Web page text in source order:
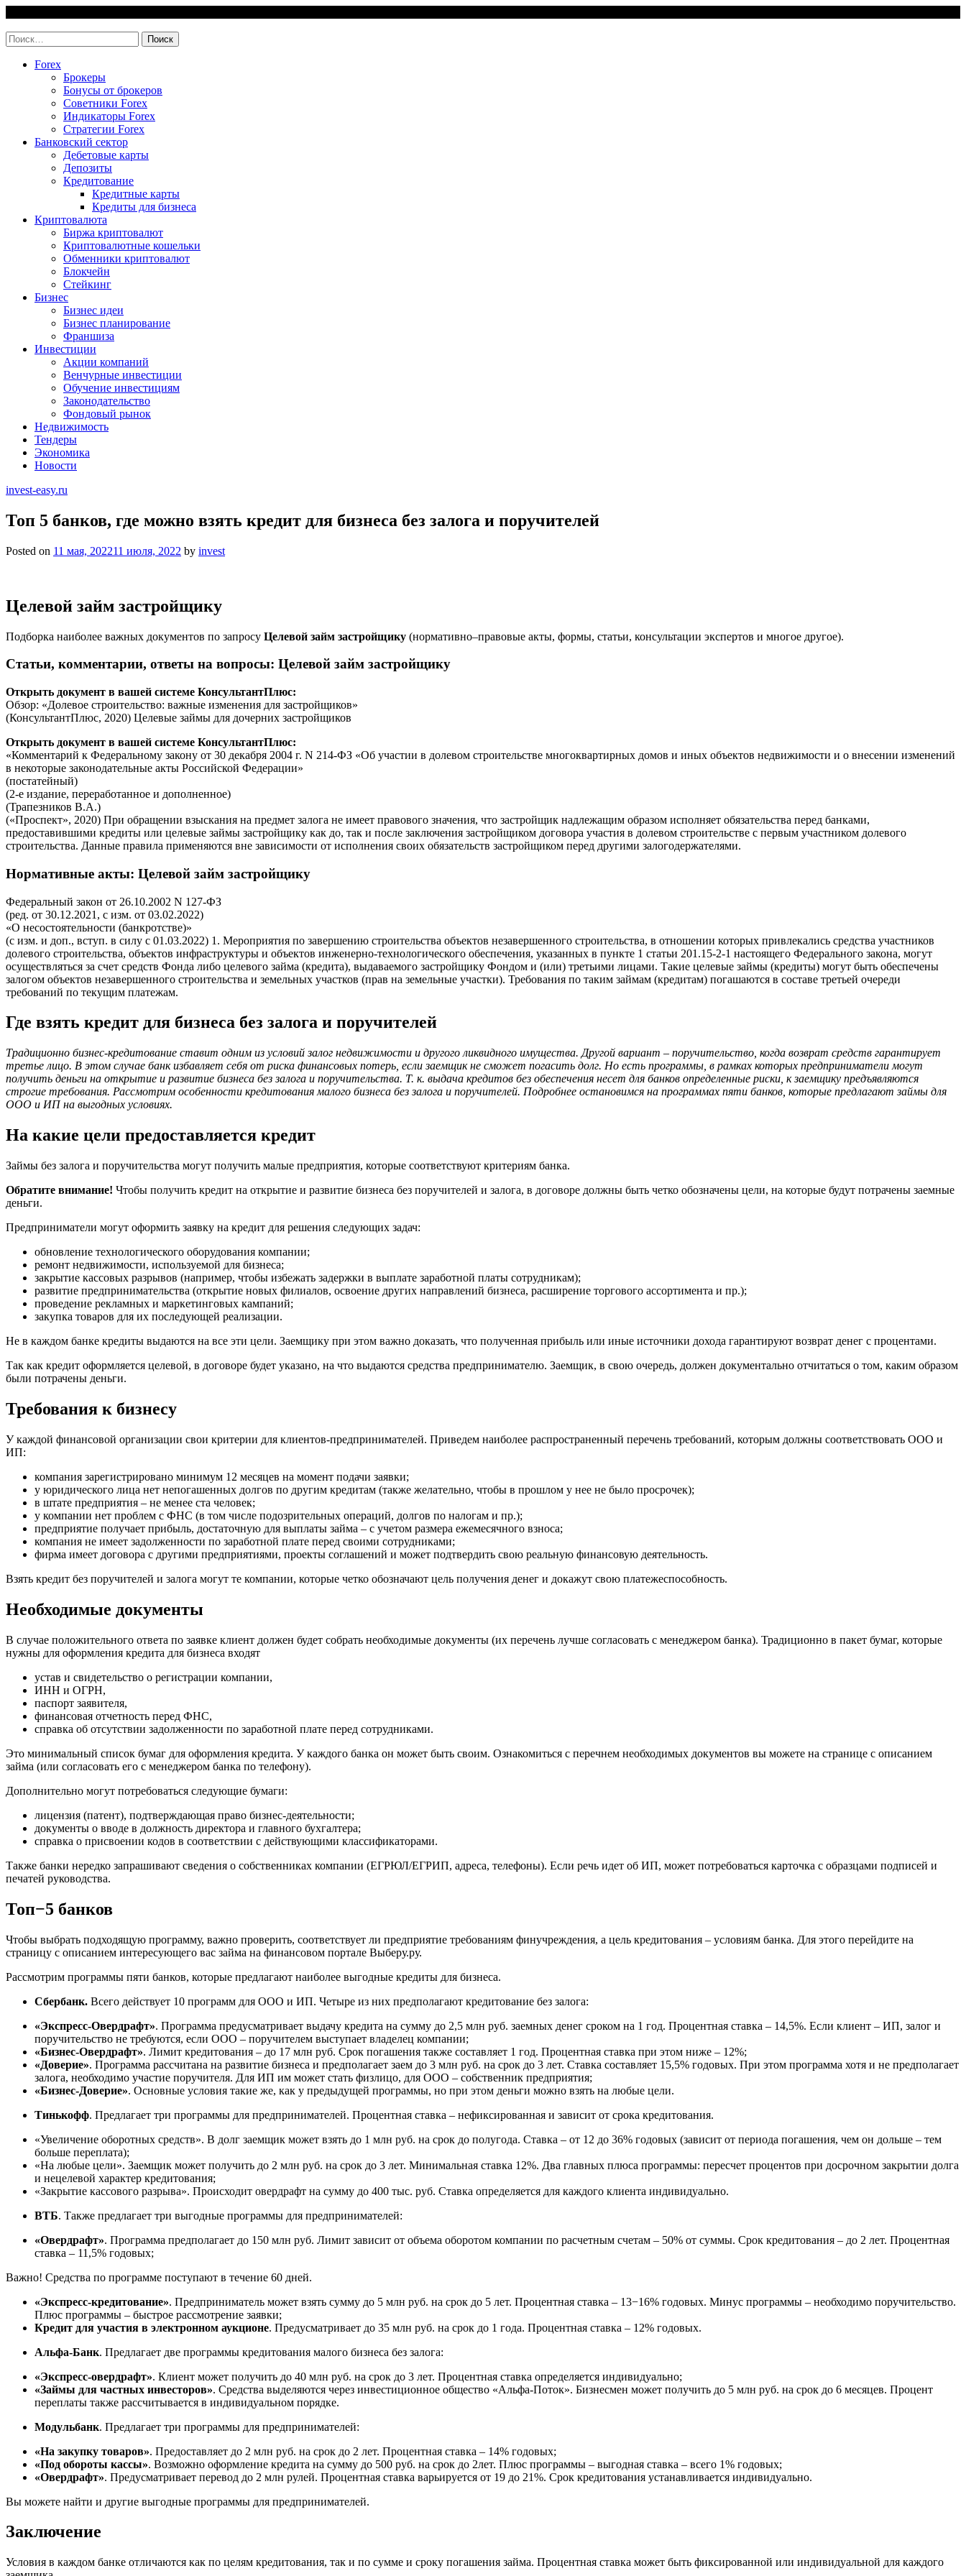
content
Найти:
Forex
Брокеры
Бонусы от брокеров
Советники Forex
Индикаторы Forex
Стратегии Forex
Банковский сектор
Дебетовые карты
Депозиты
Кредитование
Кредитные карты
Кредиты для бизнеса
Криптовалюта
Биржа криптовалют
Криптовалютные кошельки
Обменники криптовалют
Блокчейн
Стейкинг
Бизнес
Бизнес идеи
Бизнес планирование
Франшиза
Инвестиции
Акции компаний
Венчурные инвестиции
Обучение инвестициям
Законодательство
Фондовый рынок
Недвижимость
Тендеры
Экономика
Новости
invest-easy.ru
Топ 5 банков, где можно взять кредит для бизнеса без залога и поручителей
Posted on 11 мая, 202211 июля, 2022 by invest
Целевой займ застройщику
Подборка наиболее важных документов по запросу Целевой займ застройщику (нормативно–правовые акты, формы, статьи, консультации экспертов и многое другое).
Статьи, комментарии, ответы на вопросы: Целевой займ застройщику
Открыть документ в вашей системе КонсультантПлюс:
Обзор: «Долевое строительство: важные изменения для застройщиков»
(КонсультантПлюс, 2020) Целевые займы для дочерних застройщиков
Открыть документ в вашей системе КонсультантПлюс:
«Комментарий к Федеральному закону от 30 декабря 2004 г. N 214-ФЗ «Об участии в долевом строительстве многоквартирных домов и иных объектов недвижимости и о внесении изменений
в некоторые законодательные акты Российской Федерации»
(постатейный)
(2-е издание, переработанное и дополненное)
(Трапезников В.А.)
(«Проспект», 2020) При обращении взыскания на предмет залога не имеет правового значения, что застройщик надлежащим образом исполняет обязательства перед банками,
предоставившими кредиты или целевые займы застройщику как до, так и после заключения застройщиком договора участия в долевом строительстве с первым участником долевого
строительства. Данные правила применяются вне зависимости от исполнения своих обязательств застройщиком перед другими залогодержателями.
Нормативные акты: Целевой займ застройщику
Федеральный закон от 26.10.2002 N 127-ФЗ
(ред. от 30.12.2021, с изм. от 03.02.2022)
«О несостоятельности (банкротстве)»
(с изм. и доп., вступ. в силу с 01.03.2022) 1. Мероприятия по завершению строительства объектов незавершенного строительства, в отношении которых привлекались средства участников
долевого строительства, объектов инфраструктуры и объектов инженерно-технологического обеспечения, указанных в пункте 1 статьи 201.15-2-1 настоящего Федерального закона, могут
осуществляться за счет средств Фонда либо целевого займа (кредита), выдаваемого застройщику Фондом и (или) третьими лицами. Такие целевые займы (кредиты) могут быть обеспечены
залогом объектов незавершенного строительства и земельных участков (прав на земельные участки). Требования по таким займам (кредитам) погашаются в составе третьей очереди
требований по текущим платежам.
Где взять кредит для бизнеса без залога и поручителей
Традиционно бизнес-кредитование ставит одним из условий залог недвижимости и другого ликвидного имущества. Другой вариант – поручительство, когда возврат средств гарантирует
третье лицо. В этом случае банк избавляет себя от риска финансовых потерь, если заемщик не сможет погасить долг. Но есть программы, в рамках которых предприниматели могут
получить деньги на открытие и развитие бизнеса без залога и поручительства. Т. к. выдача кредитов без обеспечения несет для банков определенные риски, к заемщику предъявляются
строгие требования. Рассмотрим особенности кредитования малого бизнеса без залога и поручителей. Подробнее остановимся на программах пяти банков, которые предлагают займы для
ООО и ИП на выгодных условиях.
На какие цели предоставляется кредит
Займы без залога и поручительства могут получить малые предприятия, которые соответствуют критериям банка.
Обратите внимание! Чтобы получить кредит на открытие и развитие бизнеса без поручителей и залога, в договоре должны быть четко обозначены цели, на которые будут потрачены заемные
деньги.
Предприниматели могут оформить заявку на кредит для решения следующих задач:
обновление технологического оборудования компании;
ремонт недвижимости, используемой для бизнеса;
закрытие кассовых разрывов (например, чтобы избежать задержки в выплате заработной платы сотрудникам);
развитие предпринимательства (открытие новых филиалов, освоение других направлений бизнеса, расширение торгового ассортимента и пр.);
проведение рекламных и маркетинговых кампаний;
закупка товаров для их последующей реализации.
Не в каждом банке кредиты выдаются на все эти цели. Заемщику при этом важно доказать, что полученная прибыль или иные источники дохода гарантируют возврат денег с процентами.
Так как кредит оформляется целевой, в договоре будет указано, на что выдаются средства предпринимателю. Заемщик, в свою очередь, должен документально отчитаться о том, каким образом
были потрачены деньги.
Требования к бизнесу
У каждой финансовой организации свои критерии для клиентов-предпринимателей. Приведем наиболее распространенный перечень требований, которым должны соответствовать ООО и
ИП:
компания зарегистрировано минимум 12 месяцев на момент подачи заявки;
у юридического лица нет непогашенных долгов по другим кредитам (также желательно, чтобы в прошлом у нее не было просрочек);
в штате предприятия – не менее ста человек;
у компании нет проблем с ФНС (в том числе подозрительных операций, долгов по налогам и пр.);
предприятие получает прибыль, достаточную для выплаты займа – с учетом размера ежемесячного взноса;
компания не имеет задолженности по заработной плате перед своими сотрудниками;
фирма имеет договора с другими предприятиями, проекты соглашений и может подтвердить свою реальную финансовую деятельность.
Взять кредит без поручителей и залога могут те компании, которые четко обозначают цель получения денег и докажут свою платежеспособность.
Необходимые документы
В случае положительного ответа по заявке клиент должен будет собрать необходимые документы (их перечень лучше согласовать с менеджером банка). Традиционно в пакет бумаг, которые
нужны для оформления кредита для бизнеса входят
устав и свидетельство о регистрации компании,
ИНН и ОГРН,
паспорт заявителя,
финансовая отчетность перед ФНС,
справка об отсутствии задолженности по заработной плате перед сотрудниками.
Это минимальный список бумаг для оформления кредита. У каждого банка он может быть своим. Ознакомиться с перечнем необходимых документов вы можете на странице с описанием
займа (или согласовать его с менеджером банка по телефону).
Дополнительно могут потребоваться следующие бумаги:
лицензия (патент), подтверждающая право бизнес-деятельности;
документы о вводе в должность директора и главного бухгалтера;
справка о присвоении кодов в соответствии с действующими классификаторами.
Также банки нередко запрашивают сведения о собственниках компании (ЕГРЮЛ/ЕГРИП, адреса, телефоны). Если речь идет об ИП, может потребоваться карточка с образцами подписей и
печатей руководства.
Топ−5 банков
Чтобы выбрать подходящую программу, важно проверить, соответствует ли предприятие требованиям финучреждения, а цель кредитования – условиям банка. Для этого перейдите на
страницу с описанием интересующего вас займа на финансовом портале Выберу.ру.
Рассмотрим программы пяти банков, которые предлагают наиболее выгодные кредиты для бизнеса.
Сбербанк. Всего действует 10 программ для ООО и ИП. Четыре из них предполагают кредитование без залога:
«Экспресс-Овердрафт». Программа предусматривает выдачу кредита на сумму до 2,5 млн руб. заемных денег сроком на 1 год. Процентная ставка – 14,5%. Если клиент – ИП, залог и
поручительство не требуются, если ООО – поручителем выступает владелец компании;
«Бизнес-Овердрафт». Лимит кредитования – до 17 млн руб. Срок погашения также составляет 1 год. Процентная ставка при этом ниже – 12%;
«Доверие». Программа рассчитана на развитие бизнеса и предполагает заем до 3 млн руб. на срок до 3 лет. Ставка составляет 15,5% годовых. При этом программа хотя и не предполагает
залога, необходимо участие поручителя. Для ИП им может стать физлицо, для ООО – собственник предприятия;
«Бизнес-Доверие». Основные условия такие же, как у предыдущей программы, но при этом деньги можно взять на любые цели.
Тинькофф. Предлагает три программы для предпринимателей. Процентная ставка – нефиксированная и зависит от срока кредитования.
«Увеличение оборотных средств». В долг заемщик может взять до 1 млн руб. на срок до полугода. Ставка – от 12 до 36% годовых (зависит от периода погашения, чем он дольше – тем
больше переплата);
«На любые цели». Заемщик может получить до 2 млн руб. на срок до 3 лет. Минимальная ставка 12%. Два главных плюса программы: пересчет процентов при досрочном закрытии долга
и нецелевой характер кредитования;
«Закрытие кассового разрыва». Происходит овердрафт на сумму до 400 тыс. руб. Ставка определяется для каждого клиента индивидуально.
ВТБ. Также предлагает три выгодные программы для предпринимателей:
«Овердрафт». Программа предполагает до 150 млн руб. Лимит зависит от объема оборотом компании по расчетным счетам – 50% от суммы. Срок кредитования – до 2 лет. Процентная
ставка – 11,5% годовых;
Важно! Средства по программе поступают в течение 60 дней.
«Экспресс-кредитование». Предприниматель может взять сумму до 5 млн руб. на срок до 5 лет. Процентная ставка – 13−16% годовых. Минус программы – необходимо поручительство.
Плюс программы – быстрое рассмотрение заявки;
Кредит для участия в электронном аукционе. Предусматривает до 35 млн руб. на срок до 1 года. Процентная ставка – 12% годовых.
Альфа-Банк. Предлагает две программы кредитования малого бизнеса без залога:
«Экспресс-овердрафт». Клиент может получить до 40 млн руб. на срок до 3 лет. Процентная ставка определяется индивидуально;
«Займы для частных инвесторов». Средства выделяются через инвестиционное общество «Альфа-Поток». Бизнесмен может получить до 5 млн руб. на срок до 6 месяцев. Процент
переплаты также рассчитывается в индивидуальном порядке.
Модульбанк. Предлагает три программы для предпринимателей:
«На закупку товаров». Предоставляет до 2 млн руб. на срок до 2 лет. Процентная ставка – 14% годовых;
«Под обороты кассы». Возможно оформление кредита на сумму до 500 руб. на срок до 2лет. Плюс программы – выгодная ставка – всего 1% годовых;
«Овердрафт». Предусматривает перевод до 2 млн рулей. Процентная ставка варьируется от 19 до 21%. Срок кредитования устанавливается индивидуально.
Вы можете найти и другие выгодные программы для предпринимателей.
Заключение
Условия в каждом банке отличаются как по целям кредитования, так и по сумме и сроку погашения займа. Процентная ставка может быть фиксированной или индивидуальной для каждого